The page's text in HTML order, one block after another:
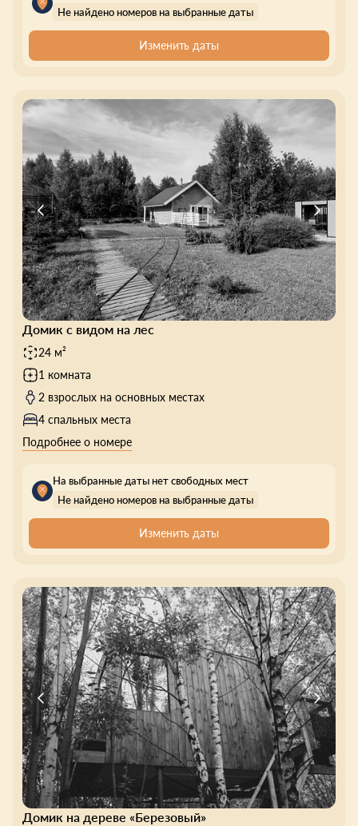
Не найдено номеров на выбранные даты
Изменить даты
Домик с видом на лес
24 м²
1 комната
2 взрослых на основных местах
4 спальных места
Подробнее о номере
На выбранные даты нет свободных мест
Не найдено номеров на выбранные даты
Изменить даты
Домик на дереве «Березовый»